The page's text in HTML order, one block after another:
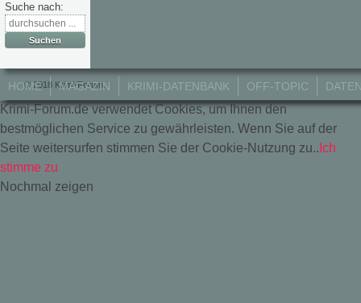
Suche nach:
HOME MAGAZIN KRIMI-DATENBANK OFF-TOPIC
© 2018 Krimi-Forum.
Krimi-Forum.de verwendet Cookies, um Ihnen den
bestmöglichen Service zu gewährleisten. Wenn Sie auf der
Seite weitersurfen stimmen Sie der Cookie-Nutzung zu.. Ich
stimme zu
Nochmal zeigen